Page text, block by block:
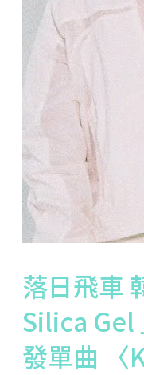
落日飛車
Silica Gel
發單曲 〈